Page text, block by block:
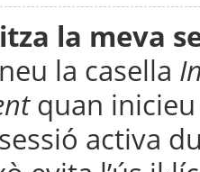
la meva
la casella
quan inicieu
activa